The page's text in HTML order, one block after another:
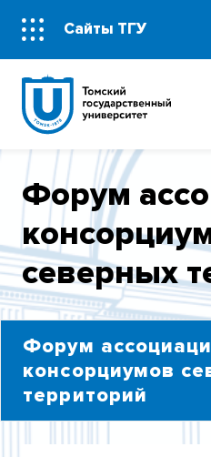
Сайты ТГУ
Форум
северных
Форум
консорциумов
территорий
КЛЮЧЕВЫЕ СПИКЕРЫ